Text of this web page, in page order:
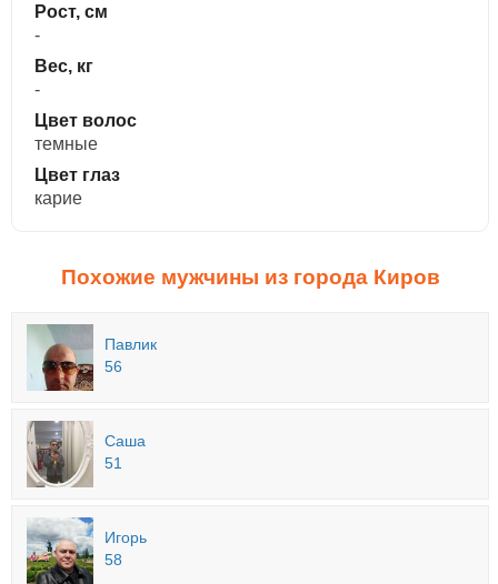
Рост, см
-
Вес, кг
-
Цвет волос
темные
Цвет глаз
карие
Похожие мужчины из города Киров
Павлик
56
Саша
51
Игорь
58